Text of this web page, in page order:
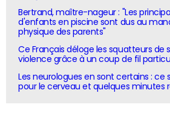
Bertrand, maître-nageur : "Les
d'enfants en piscine sont dus au
physique des parents"
Ce Français déloge les squatteurs de
violence grâce à un coup de fil
Les neurologues en sont certains : ce
pour le cerveau et quelques minutes